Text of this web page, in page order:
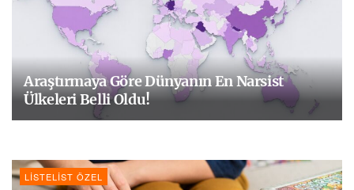
Araştırmaya Göre Dünyanın En Narsist
Ülkeleri Belli Oldu!
LISTELIST ÖZEL